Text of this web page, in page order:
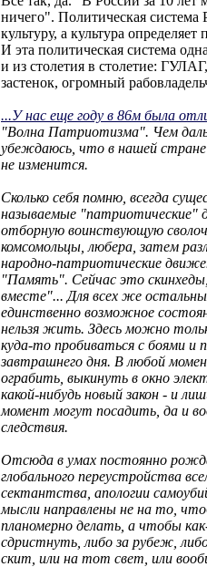
ничего". Политическая система
культуру, а культура
И эта политическая система
и из столетия в столетие:
застенок, огромный
...У нас еще году в 86м была
"Волна Патриотизма". Чем
убеждаюсь, что в нашей стране
не изменится.
Сколько себя помню, всегда
называемые "патриотические"
отборную воинствующую
комсомольцы, любера, затем
народно-патриотические
"Память". Сейчас это
вместе"... Для всех же
единственно возможное
нельзя жить. Здесь можно
куда-то пробиваться с боями и
завтрашнего дня. В любой
ограбить, выкинуть в окно
какой-нибудь новый закон - и
момент могут посадить, да и
следствия.
Отсюда в умах постоянно
глобального переустройства
сектантства, апологии
мысли направлены не на то,
планомерно делать, а чтобы
сдристнуть, либо за рубеж,
скит, или на тот свет, или